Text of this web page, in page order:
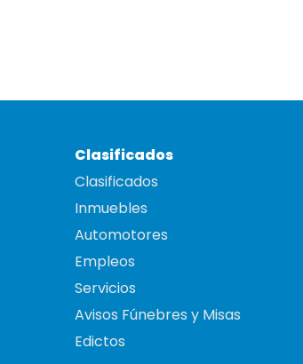
Clasificados
Clasificados
Inmuebles
Automotores
Empleos
Servicios
Avisos Fúnebres y Misas
Edictos